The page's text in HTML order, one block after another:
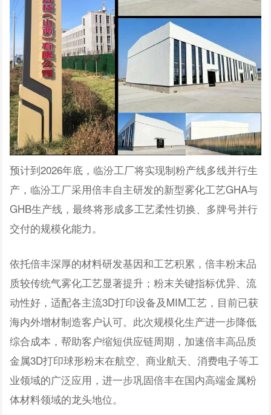
预计到2026年底，临汾工厂将实现制粉产线多线并行生
产，临汾工厂采用倍丰自主研发的新型雾化工艺GHA与
GHB生产线，最终将形成多工艺柔性切换、多牌号并行
交付的规模化能力。
依托倍丰深厚的材料研发基因和工艺积累，倍丰粉末品
质较传统气雾化工艺显著提升；粉末关键指标优异、流
动性好，适配各主流3D打印设备及MIM工艺，目前已获
海内外增材制造客户认可。此次规模化生产进一步降低
综合成本，帮助客户缩短供应链周期，加速倍丰高品质
金属3D打印球形粉末在航空、商业航天、消费电子等工
业领域的广泛应用，进一步巩固倍丰在国内高端金属粉
体材料领域的龙头地位。